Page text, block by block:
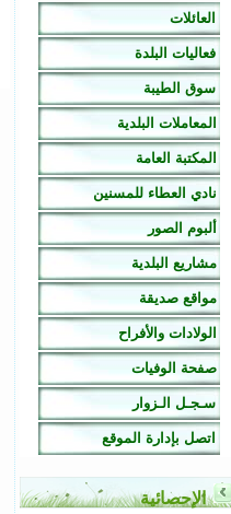
العائلات
فعاليات البلدة
سوق الطيبة
المعاملات البلدية
المكتبة العامة
نادي العطاء للمسنين
ألبوم الصور
مشاريع البلدية
مواقع صديقة
الولادات والأفراح
صفحة الوفيات
سـجـل الـزوار
اتصل بإدارة الموقع
الإحصائية